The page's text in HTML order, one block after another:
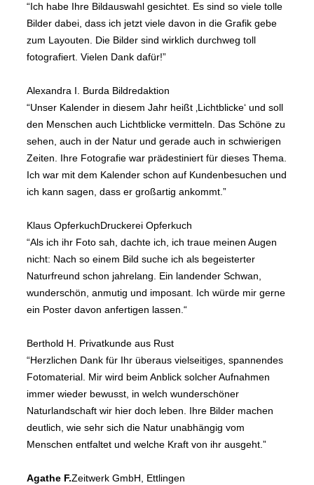
“Ich habe Ihre Bildauswahl gesichtet. Es sind so viele tolle
Bilder dabei, dass ich jetzt viele davon in die Grafik gebe
zum Layouten. Die Bilder sind wirklich durchweg toll
fotografiert. Vielen Dank dafür!”
Alexandra I. Burda Bildredaktion
“Unser Kalender in diesem Jahr heißt ‚Lichtblicke‘ und soll
den Menschen auch Lichtblicke vermitteln. Das Schöne zu
sehen, auch in der Natur und gerade auch in schwierigen
Zeiten. Ihre Fotografie war prädestiniert für dieses Thema.
Ich war mit dem Kalender schon auf Kundenbesuchen und
ich kann sagen, dass er großartig ankommt.”
Klaus OpferkuchDruckerei Opferkuch
“Als ich ihr Foto sah, dachte ich, ich traue meinen Augen
nicht: Nach so einem Bild suche ich als begeisterter
Naturfreund schon jahrelang. Ein landender Schwan,
wunderschön, anmutig und imposant. Ich würde mir gerne
ein Poster davon anfertigen lassen.“
Berthold H. Privatkunde aus Rust
“Herzlichen Dank für Ihr überaus vielseitiges, spannendes
Fotomaterial. Mir wird beim Anblick solcher Aufnahmen
immer wieder bewusst, in welch wunderschöner
Naturlandschaft wir hier doch leben. Ihre Bilder machen
deutlich, wie sehr sich die Natur unabhängig vom
Menschen entfaltet und welche Kraft von ihr ausgeht.”
Agathe F.Zeitwerk GmbH, Ettlingen